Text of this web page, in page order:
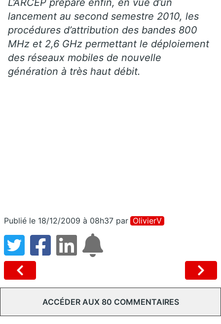
L’ARCEP prépare enfin, en vue d’un
lancement au second semestre 2010, les
procédures d’attribution des bandes 800
MHz et 2,6 GHz permettant le déploiement
des réseaux mobiles de nouvelle
génération à très haut débit.
Publié le 18/12/2009 à 08h37 par OlivierV
ACCÉDER AUX 80 COMMENTAIRES